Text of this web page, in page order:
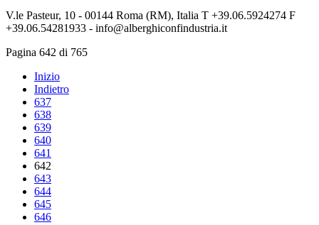
V.le Pasteur, 10 - 00144 Roma (RM), Italia T +39.06.5924274 F
+39.06.54281933 - info@alberghiconfindustria.it
Pagina 642 di 765
Inizio
Indietro
637
638
639
640
641
642
643
644
645
646